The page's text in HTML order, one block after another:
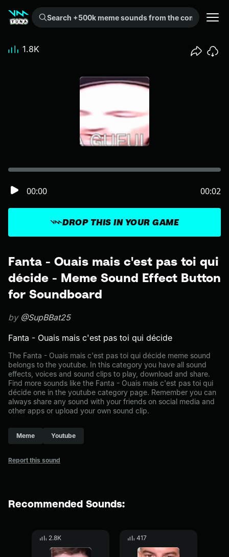
Search +500k meme sounds from the community...
Fanta - Ouais mais c'est pas toi qui
décide - Meme Sound Effect Button
for Soundboard
by @SupBBat25
Fanta - Ouais mais c'est pas toi qui décide
The Fanta - Ouais mais c'est pas toi qui décide meme sound
belongs to the youtube. In this category you have all sound
effects, voices and sound clips to play, download and share.
Find more sounds like the Fanta - Ouais mais c'est pas toi qui
décide one in the youtube category page. Remember you can
always share any sound with your friends on social media and
other apps or upload your own sound clip.
Meme Youtube
Report this sound
DROP THIS IN YOUR GAME
00:00 00:02
1.8K
Recommended Sounds:
2.8K 417